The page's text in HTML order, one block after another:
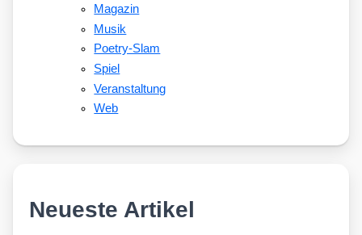
Magazin
Musik
Poetry-Slam
Spiel
Veranstaltung
Web
Neueste Artikel